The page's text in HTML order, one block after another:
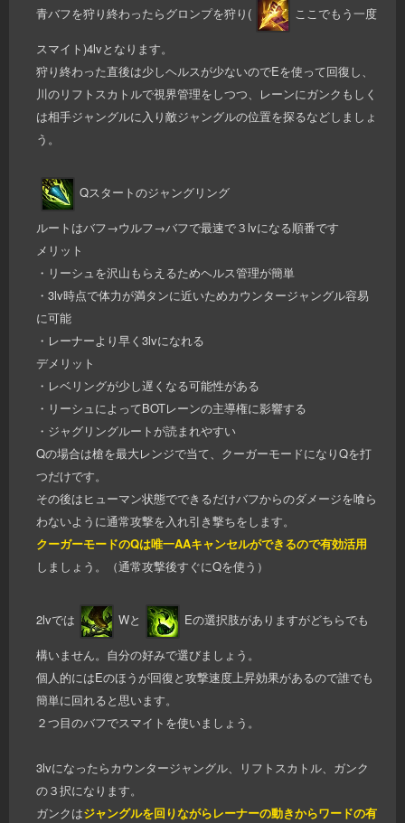
青バフを狩り終わったらグロンプを狩り(
ここでもう一度
スマイト)4lvとなります。
狩り終わった直後は少しヘルスが少ないのでEを使って回復し、
川のリフトスカトルで視界管理をしつつ、レーンにガンクもしく
は相手ジャングルに入り敵ジャングルの位置を探るなどしましょ
う。
Qスタートのジャングリング
ルートはバフ→ウルフ→バフで最速で３lvになる順番です
メリット
・リーシュを沢山もらえるためヘルス管理が簡単
・3lv時点で体力が満タンに近いためカウンタージャングル容易
に可能
・レーナーより早く3lvになれる
デメリット
・レベリングが少し遅くなる可能性がある
・リーシュによってBOTレーンの主導権に影響する
・ジャグリングルートが読まれやすい
Qの場合は槍を最大レンジで当て、クーガーモードになりQを打
つだけです。
その後はヒューマン状態でできるだけバフからのダメージを喰ら
わないように通常攻撃を入れ引き撃ちをします。
クーガーモードのQは唯一AAキャンセルができるので有効活用
しましょう。（通常攻撃後すぐにQを使う）
2lvでは Wと Eの選択肢がありますがどちらでも
構いません。自分の好みで選びましょう。
個人的にはEのほうが回復と攻撃速度上昇効果があるので誰でも
簡単に回れると思います。
２つ目のバフでスマイトを使いましょう。
3lvになったらカウンタージャングル、リフトスカトル、ガンク
の３択になります。
ガンクはジャングルを回りながらレーナーの動きからワードの有